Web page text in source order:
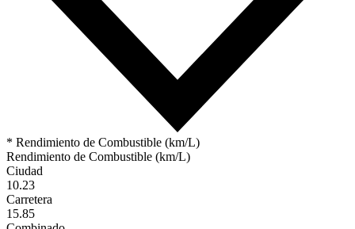
* Rendimiento de Combustible (km/L)
Rendimiento de Combustible (km/L)
Ciudad
10.23
Carretera
15.85